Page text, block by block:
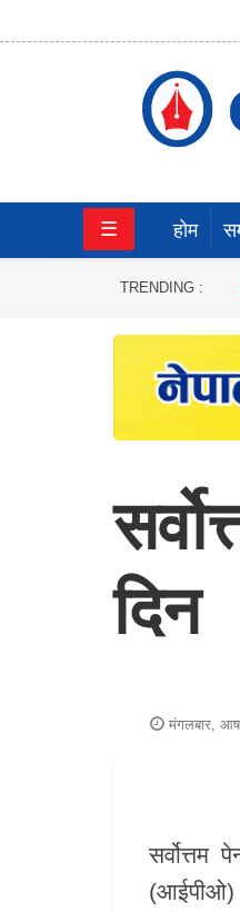
बैंक/
☰ होम
TRENDING :
दिन
मंगलबार,
सर्वोत्तम
(आईपीओ)